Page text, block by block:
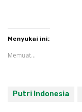
Menyukai ini:
Memuat...
Putri Indonesia